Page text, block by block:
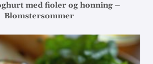
med fioler og honning –
Blomstersommer